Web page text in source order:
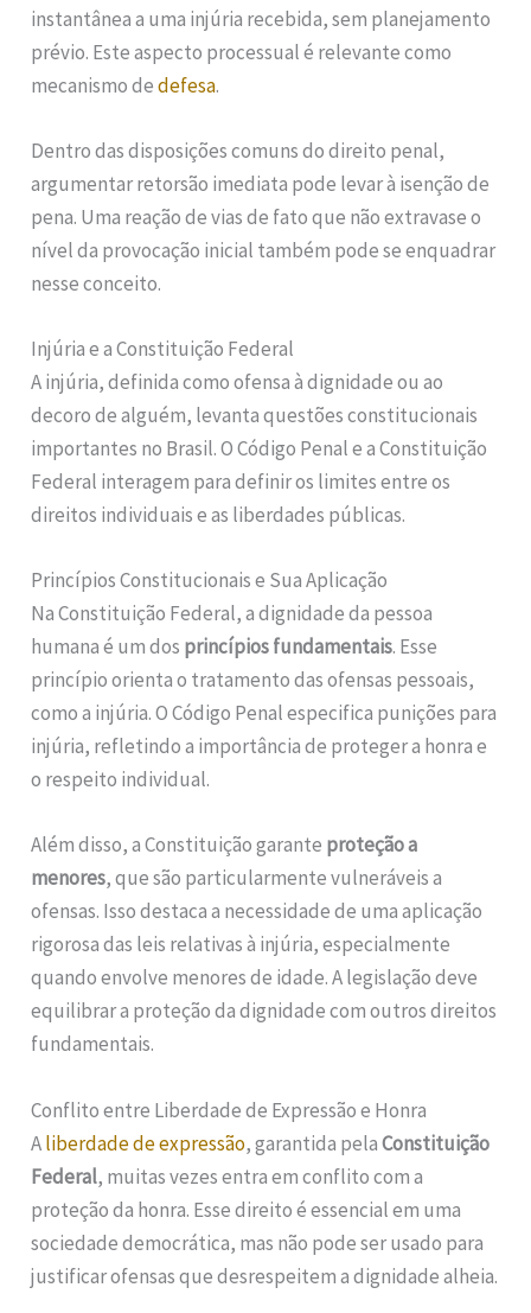
instantânea a uma injúria recebida, sem planejamento
prévio. Este aspecto processual é relevante como
mecanismo dedefesa.
Dentro das disposições comuns do direito penal,
argumentar retorsão imediata pode levar à isenção de
pena. Uma reação de vias de fato que não extravase o
nível da provocação inicial também pode se enquadrar
nesse conceito.
Injúria e a Constituição Federal
A injúria, definida como ofensa à dignidade ou ao
decoro de alguém, levanta questões constitucionais
importantes no Brasil. O Código Penal e a Constituição
Federal interagem para definir os limites entre os
direitos individuais e as liberdades públicas.
Princípios Constitucionais e Sua Aplicação
Na Constituição Federal, a dignidade da pessoa
humana é um dos princípios fundamentais. Esse
princípio orienta o tratamento das ofensas pessoais,
como a injúria. O Código Penal especifica punições para
injúria, refletindo a importância de proteger a honra e
o respeito individual.
Além disso, a Constituição garante proteção a
menores, que são particularmente vulneráveis a
ofensas. Isso destaca a necessidade de uma aplicação
rigorosa das leis relativas à injúria, especialmente
quando envolve menores de idade. A legislação deve
equilibrar a proteção da dignidade com outros direitos
fundamentais.
Conflito entre Liberdade de Expressão e Honra
Aliberdade de expressão, garantida pelaConstituição
Federal, muitas vezes entra em conflito com a
proteção da honra. Esse direito é essencial em uma
sociedade democrática, mas não pode ser usado para
justificar ofensas que desrespeitem a dignidade alheia.